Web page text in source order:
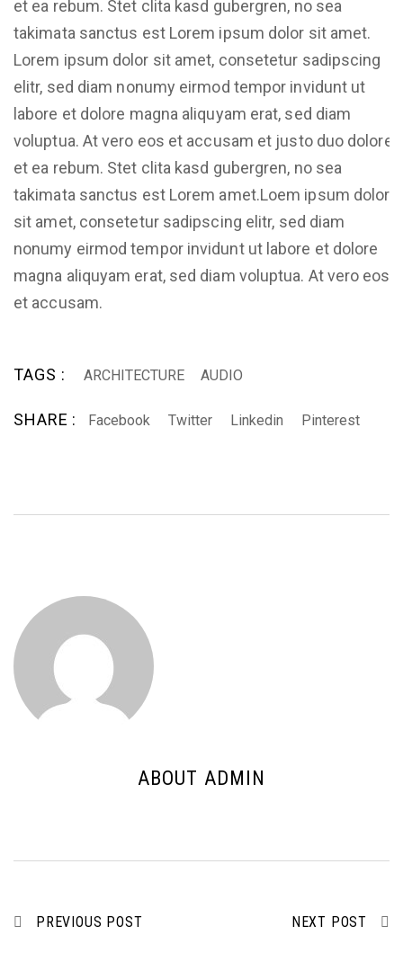
et ea rebum. Stet clita kasd gubergren, no sea
takimata sanctus est Lorem ipsum dolor sit amet.
Lorem ipsum dolor sit amet, consetetur sadipscing
elitr, sed diam nonumy eirmod tempor invidunt ut
labore et dolore magna aliquyam erat, sed diam
voluptua. At vero eos et accusam et justo duo dolores
et ea rebum. Stet clita kasd gubergren, no sea
takimata sanctus est Lorem amet.Loem ipsum dolor
sit amet, consetetur sadipscing elitr, sed diam
nonumy eirmod tempor invidunt ut labore et dolore
magna aliquyam erat, sed diam voluptua. At vero eos
et accusam.
TAGS : ARCHITECTURE AUDIO
SHARE : Facebook Twitter Linkedin Pinterest
ABOUT ADMIN
PREVIOUS POST NEXT POST